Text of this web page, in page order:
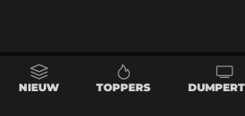
NIEUW TOPPERS